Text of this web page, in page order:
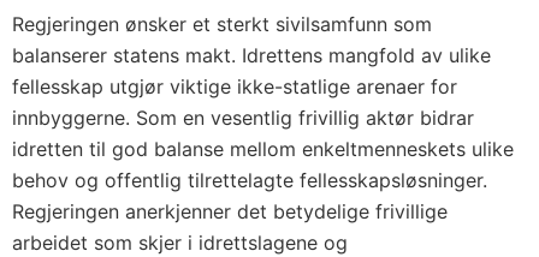
Regjeringen ønsker et sterkt sivilsamfunn som
balanserer statens makt. Idrettens mangfold av ulike
fellesskap utgjør viktige ikke-statlige arenaer for
innbyggerne. Som en vesentlig frivillig aktør bidrar
idretten til god balanse mellom enkeltmenneskets ulike
behov og offentlig tilrettelagte fellesskapsløsninger.
Regjeringen anerkjenner det betydelige frivillige
arbeidet som skjer i idrettslagene og